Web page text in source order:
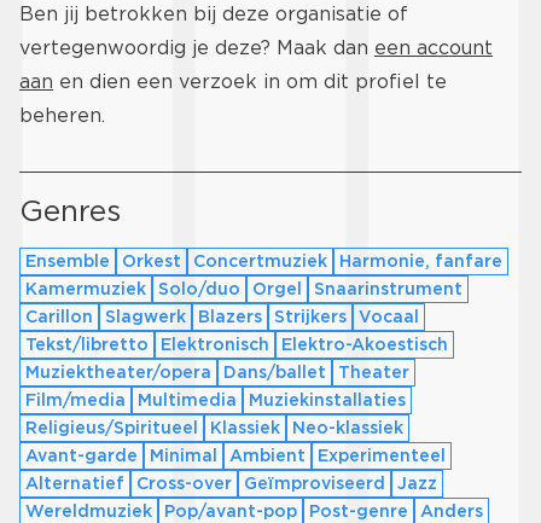
Ben jij betrokken bij deze organisatie of
vertegenwoordig je deze? Maak dan een account
aan en dien een verzoek in om dit profiel te
beheren.
Genres
Ensemble Orkest Concertmuziek
Harmonie, fanfare
Kamermuziek
Solo/duo Orgel
Snaarinstrument
Carillon
Slagwerk Blazers Strijkers
Vocaal
Tekst/libretto
Elektronisch
Elektro-Akoestisch
Muziektheater/opera
Dans/ballet
Theater
Film/media
Multimedia
Muziekinstallaties
Religieus/Spiritueel
Klassiek
Neo-klassiek
Avant-garde
Minimal Ambient
Experimenteel
Alternatief
Cross-over Geïmproviseerd
Jazz
Wereldmuziek
Pop/avant-pop Post-genre Anders